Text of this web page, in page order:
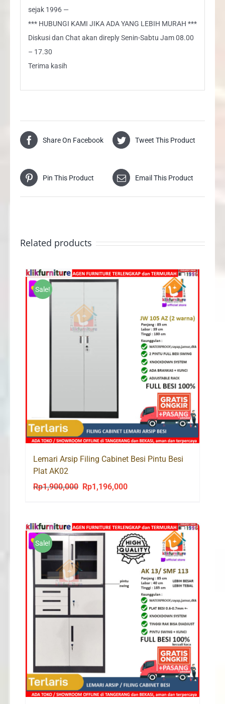
sejak 1996 —
*** HUBUNGI KAMI JIKA ADA YANG LEBIH MURAH ***
Diskusi dan Chat akan direply Senin-Sabtu Jam 08.00
– 17.30
Terima kasih
Share On Facebook Tweet This Product
Pin This Product Email This Product
Related products
Sale!
Lemari Arsip Filing Cabinet Besi Pintu Besi
Plat AK02
Rp1,900,000
Original
Rp1,900,000.
Rp1,196,000Current
Rp1,196,000.
Sale!